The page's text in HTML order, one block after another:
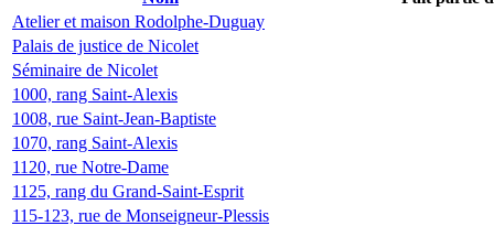
Atelier et maison Rodolphe-Duguay
Palais de justice de Nicolet
Séminaire de Nicolet
1000, rang Saint-Alexis
1008, rue Saint-Jean-Baptiste
1070, rang Saint-Alexis
1120, rue Notre-Dame
1125, rang du Grand-Saint-Esprit
115-123, rue de Monseigneur-Plessis